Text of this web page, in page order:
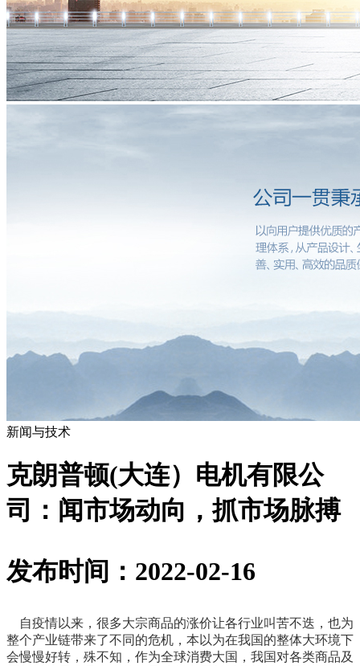
新闻与技术
克朗普顿(大连）电机有限公
司：闻市场动向，抓市场脉搏
发布时间：2022-02-16
自疫情以来，很多大宗商品的涨价让各行业叫苦不迭，也为
整个产业链带来了不同的危机，本以为在我国的整体大环境下
会慢慢好转，殊不知，作为全球消费大国，我国对各类商品及